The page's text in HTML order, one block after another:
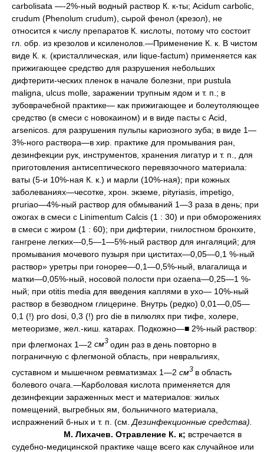
carbolisata —-2%-ный водный раствор К. к-ты; Acidum carbolic,
crudum (Phenolum crudum), сырой фенол (крезол), не
относится к числу препаратов К. кислоты, потому что состоит
гл. обр. из крезолов и ксиленолов.—Применение К. к. В чистом
виде К. к. (кристаллическая, или lique-factum) применяется как
прижигающее средство для разрушения небольших
дифтерити-ческих пленок в начале болезни, при pustula
maligna, ulcus molle, заражении трупным ядом и т. п.; в
зубоврачебной практике— как прижигающее и болеутоляющее
средство (в смеси с новокаином) и в виде пасты с Acid,
arsenicos. для разрушения пульпы кариозного зуба; в виде 1—
3%-ного раствора—в хир. практике для промывания ран,
дезинфекции рук, инструментов, хранения лигатур и т. п., для
приготовления антисептического перевязочного материала:
ваты (5-и 10%-ная К. к.) и марли (10%-ная); при кожных
заболеваниях—чесотке, хрон. экземе, pityriasis, impetigo,
pruriao—4%-ный раствор для обмываний 1—3 раза в день; при
ожогах в смеси с Linimentum Calcis (1 : 30) и при обморожениях
в смеси с жиром (1 : 60); при дифтерии, гнилостном бронхите,
гангрене легких—0,5—1—5%-ный раствор для ингаляций; для
промывания мочевого пузыря при циститах—0,05—0,1 %-ный
раствор» уретры при гонорее—0,1—0,5%-ный, влагалища и
матки—0,05%-ный, носовой полости при ozaena—0,25—1 %-
ный; при otitis media для введения каплями в ухо— 10%-ный
раствор в безводном глицерине. Внутрь (редко) 0,01—0,05—
0,1 (!) pro dosi, 0,3 (!) pro die в пилюлях при тифе, холере,
метеоризме, жел.-киш. катарах. Подкожно—■ 2%-ный раствор:
при флегмонах 1—2 см3 один раз в день повторно в
пограничную с флегмоной область, при невральгиях,
суставном и мышечном ревматизмах 1—2 см3 в область
болевого очага.—Карболовая кислота применяется для
дезинфекции зараженных мест и материалов: жилых
помещений, выгребных ям, больничного материала,
испражнений б-ных и т. п. (см. Дезинфекционные средства).
М. Лихачев. Отравление К. к; встречается в
судебно-медицинской практике чаще всего как случайное или